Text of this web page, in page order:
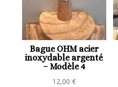
Bague OHM acier
inoxydable argenté
– Modèle 4
12,00 €